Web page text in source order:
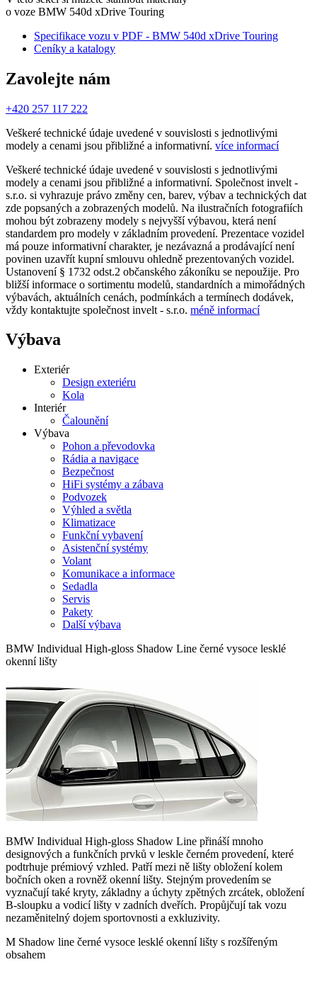
o voze BMW 540d xDrive Touring
Specifikace vozu v PDF - BMW 540d xDrive Touring
Ceníky a katalogy
Zavolejte nám
+420 257 117 222
Veškeré technické údaje uvedené v souvislosti s jednotlivými
modely a cenami jsou přibližné a informativní. více informací
Veškeré technické údaje uvedené v souvislosti s jednotlivými
modely a cenami jsou přibližné a informativní. Společnost invelt -
s.r.o. si vyhrazuje právo změny cen, barev, výbav a technických dat
zde popsaných a zobrazených modelů. Na ilustračních fotografiích
mohou být zobrazeny modely s nejvyšší výbavou, která není
standardem pro modely v základním provedení. Prezentace vozidel
má pouze informativní charakter, je nezávazná a prodávající není
povinen uzavřít kupní smlouvu ohledně prezentovaných vozidel.
Ustanovení § 1732 odst.2 občanského zákoníku se nepoužije. Pro
bližší informace o sortimentu modelů, standardních a mimořádných
výbavách, aktuálních cenách, podmínkách a termínech dodávek,
vždy kontaktujte společnost invelt - s.r.o. méně informací
Výbava
Exteriér
Design exteriéru
Kola
Interiér
Čalounění
Výbava
Pohon a převodovka
Rádia a navigace
Bezpečnost
HiFi systémy a zábava
Podvozek
Výhled a světla
Klimatizace
Funkční vybavení
Asistenční systémy
Volant
Komunikace a informace
Sedadla
Servis
Pakety
Další výbava
BMW Individual High-gloss Shadow Line černé vysoce lesklé
okenní lišty
BMW Individual High-gloss Shadow Line přináší mnoho
designových a funkčních prvků v leskle černém provedení, které
podtrhuje prémiový vzhled. Patří mezi ně lišty obložení kolem
bočních oken a rovněž okenní lišty. Stejným provedením se
vyznačují také kryty, základny a úchyty zpětných zrcátek, obložení
B-sloupku a vodicí lišty v zadních dveřích. Propůjčují tak vozu
nezaměnitelný dojem sportovnosti a exkluzivity.
M Shadow line černé vysoce lesklé okenní lišty s rozšířeným
obsahem